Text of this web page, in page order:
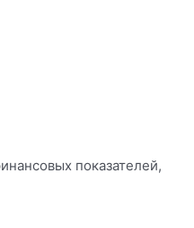
показателей,